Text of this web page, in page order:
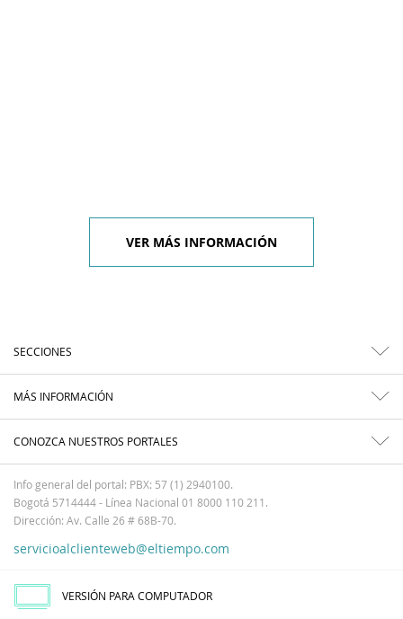
VER MÁS INFORMACIÓN
SECCIONES
MÁS INFORMACIÓN
CONOZCA NUESTROS PORTALES
Info general del portal: PBX: 57 (1) 2940100.
Bogotá 5714444 - Línea Nacional 01 8000 110 211.
Dirección: Av. Calle 26 # 68B-70.
servicioalclienteweb@eltiempo.com
VERSIÓN PARA COMPUTADOR